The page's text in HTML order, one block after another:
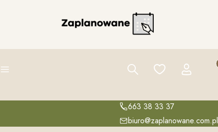
Menu Szukaj Ulubione Zaloguj się
663 38 33 37
biuro@zaplanowane.com.pl